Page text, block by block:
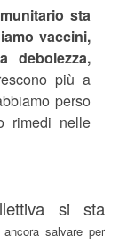
sta
vaccini,
debolezza,
più a
perso
rimedi nelle
si sta
salvare per